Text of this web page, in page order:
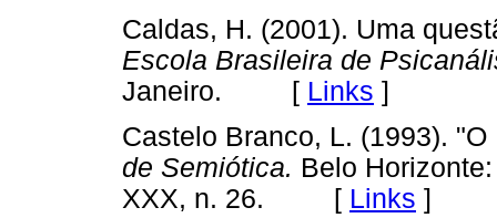
Caldas, H. (2001). Uma
Escola Brasileira de
Janeiro. [ Links ]
Castelo Branco, L. (1993).
de Semiótica. Belo
XXX, n. 26. [ Links ]